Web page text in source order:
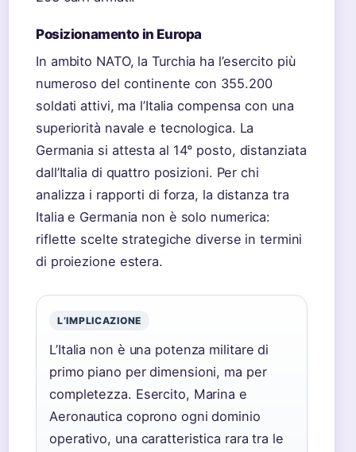
Posizionamento in Europa
In ambito NATO, la Turchia ha l’esercito più
numeroso del continente con 355.200
soldati attivi, ma l’Italia compensa con una
superiorità navale e tecnologica. La
Germania si attesta al 14° posto, distanziata
dall’Italia di quattro posizioni. Per chi
analizza i rapporti di forza, la distanza tra
Italia e Germania non è solo numerica:
riflette scelte strategiche diverse in termini
di proiezione estera.
L’IMPLICAZIONE
L’Italia non è una potenza militare di
primo piano per dimensioni, ma per
completezza. Esercito, Marina e
Aeronautica coprono ogni dominio
operativo, una caratteristica rara tra le